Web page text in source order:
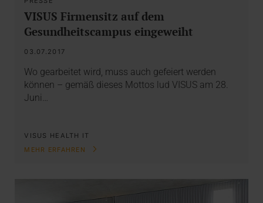
VISUS Firmensitz auf dem
Gesundheitscampus eingeweiht
03.07.2017
Wo gearbeitet wird, muss auch gefeiert werden
können – gemäß dieses Mottos lud VISUS am 28.
Juni…
VISUS HEALTH IT
MEHR ERFAHREN